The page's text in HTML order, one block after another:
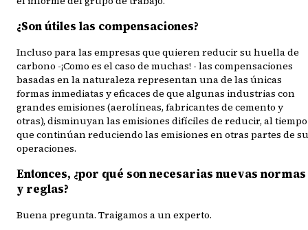
¿Son útiles las compensaciones?
Incluso para las empresas que quieren reducir su huella de
carbono -¡Como es el caso de muchas! - las compensaciones
basadas en la naturaleza representan una de las únicas
formas inmediatas y eficaces de que algunas industrias con
grandes emisiones (aerolíneas, fabricantes de cemento y
otras), disminuyan las emisiones difíciles de reducir, al tiempo
que continúan reduciendo las emisiones en otras partes de
operaciones.
Entonces, ¿por qué son necesarias nuevas normas
y reglas?
Buena pregunta. Traigamos a un experto.